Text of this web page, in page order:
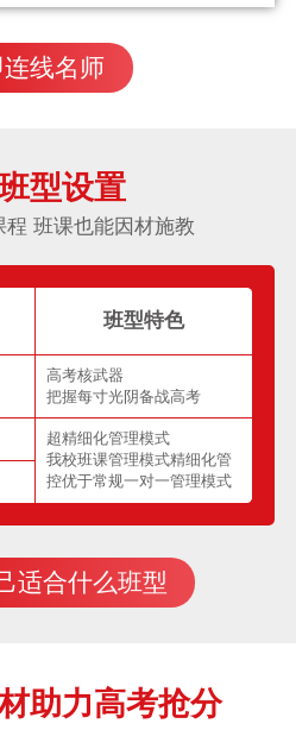
连线名师
型设置
班课也能因材施教
班型特色
高考核武器
把握每寸光阴备战高考
超精细化管理模式
我校班课管理模式精细化管
控优于常规一对一管理模式
适合什么班型
助力高考抢分